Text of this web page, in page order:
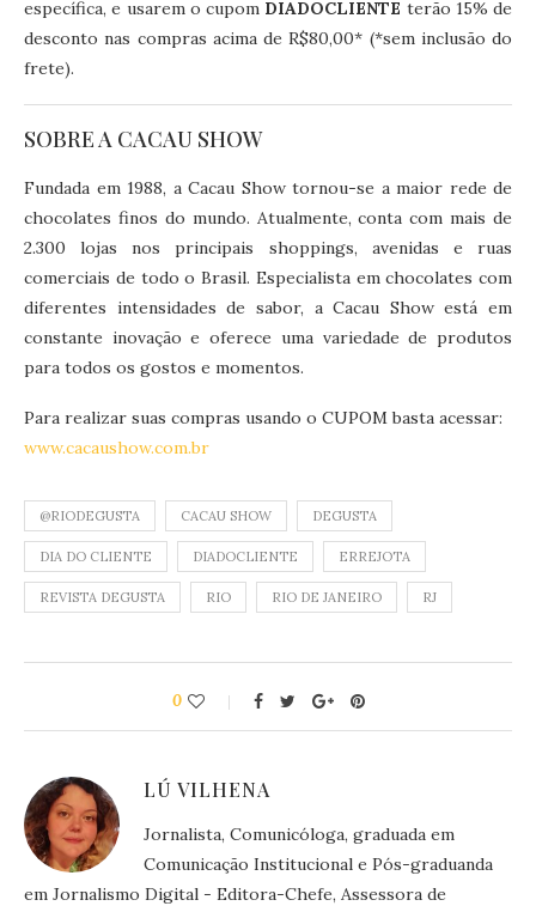
específica, e usarem o cupom DIADOCLIENTE terão 15% de
desconto nas compras acima de R$80,00* (*sem inclusão do
frete).
SOBRE A CACAU SHOW
Fundada em 1988, a Cacau Show tornou-se a maior rede de
chocolates finos do mundo. Atualmente, conta com mais de
2.300 lojas nos principais shoppings, avenidas e ruas
comerciais de todo o Brasil. Especialista em chocolates com
diferentes intensidades de sabor, a Cacau Show está em
constante inovação e oferece uma variedade de produtos
para todos os gostos e momentos.
Para realizar suas compras usando o CUPOM basta acessar:
www.cacaushow.com.br
@RIODEGUSTA CACAU SHOW DEGUSTA
DIA DO CLIENTE DIADOCLIENTE ERREJOTA
REVISTA DEGUSTA RIO RIO DE JANEIRO RJ
0
LÚ VILHENA
Jornalista, Comunicóloga, graduada em
Comunicação Institucional e Pós-graduanda
em Jornalismo Digital - Editora-Chefe, Assessora de